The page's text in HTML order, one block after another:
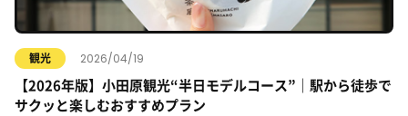
観光 2026/04/19
【2026年版】小田原観光“半日モデルコース”｜駅から徒歩で
サクッと楽しむおすすめプラン